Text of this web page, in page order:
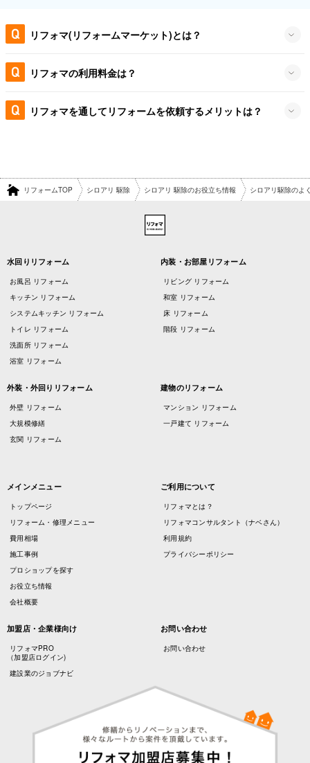
リフォマ(リフォームマーケット)とは？
リフォマの利用料金は？
リフォマを通してリフォームを依頼するメリットは？
リフォームTOP シロアリ 駆除 シロアリ 駆除のお役立ち情報 シロアリ駆除のよ
水回りリフォーム
お風呂 リフォーム
キッチン リフォーム
システムキッチン リフォーム
トイレ リフォーム
洗面所 リフォーム
浴室 リフォーム
内装・お部屋リフォーム
リビング リフォーム
和室 リフォーム
床 リフォーム
階段 リフォーム
外装・外回りリフォーム
外壁 リフォーム
大規模修繕
玄関 リフォーム
建物のリフォーム
マンション リフォーム
一戸建て リフォーム
メインメニュー
トップページ
リフォーム・修理メニュー
費用相場
施工事例
プロショップを探す
お役立ち情報
会社概要
ご利用について
リフォマとは？
リフォマコンサルタント（ナベさん）
利用規約
プライバシーポリシー
加盟店・企業様向け
リフォマPRO
（加盟店ログイン)
建設業のジョブナビ
お問い合わせ
お問い合わせ